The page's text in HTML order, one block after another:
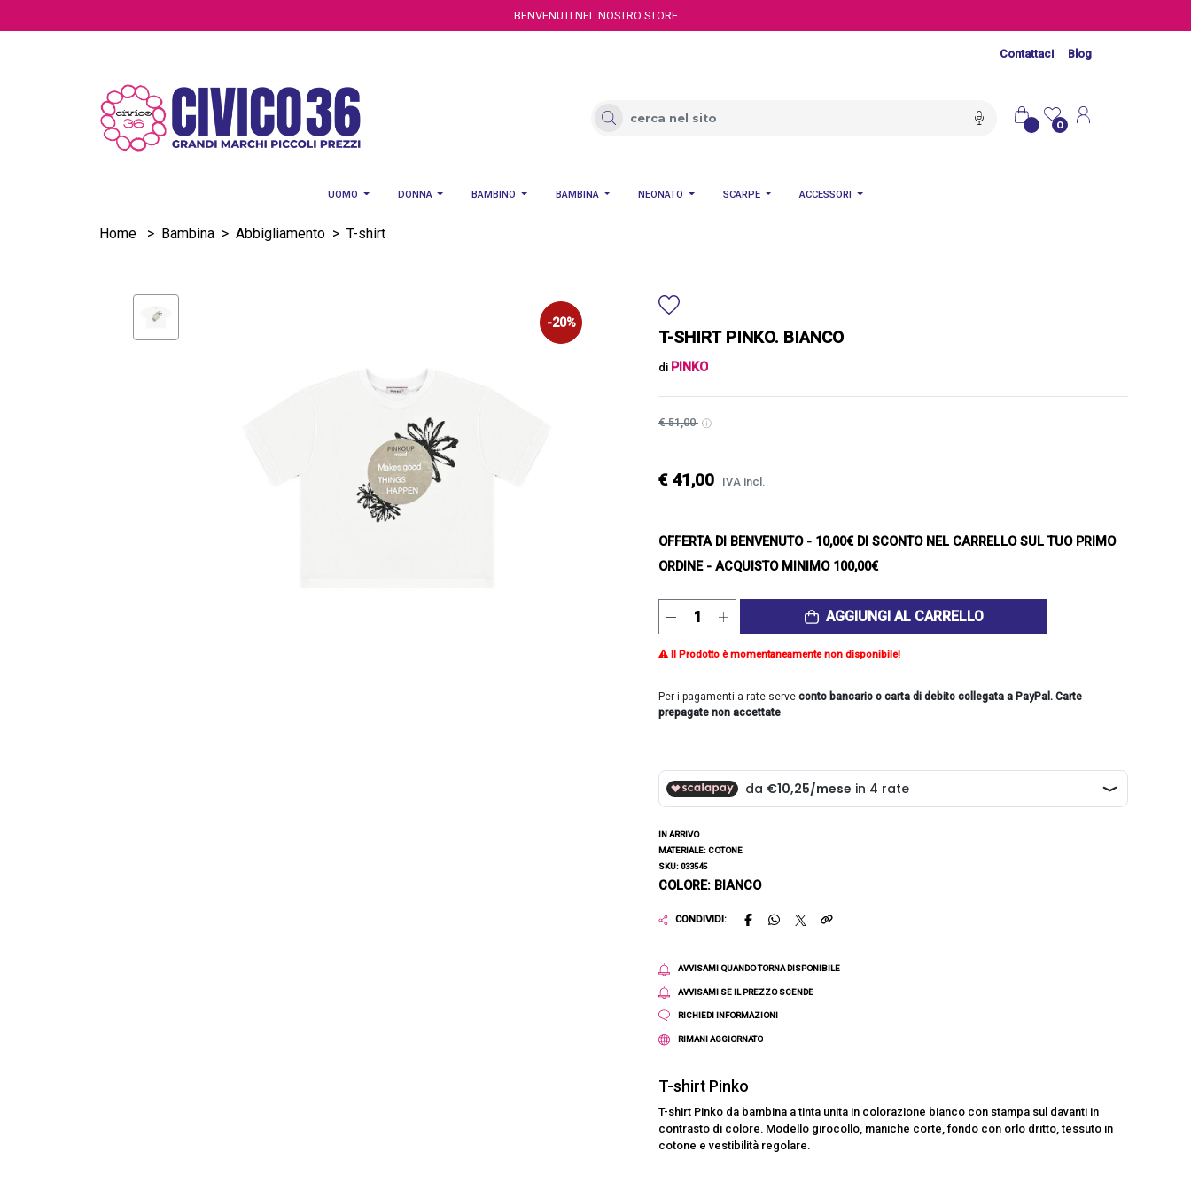
BENVENUTI NEL NOSTRO STORE
Contattaci Blog
0
UOMO DONNA BAMBINO BAMBINA NEONATO SCARPE ACCESSORI
Home > Bambina > Abbigliamento > T-shirt
-20%
T-SHIRT PINKO. BIANCO
di PINKO
€ 51,00
€ 41,00 IVA incl.
OFFERTA DI BENVENUTO- 10,00€ DI SCONTO NEL CARRELLO SUL TUO PRIMO
ORDINE - ACQUISTO MINIMO 100,00€
AGGIUNGI AL CARRELLO
Il Prodotto è momentaneamente non disponibile!
Per i pagamenti a rate serve conto bancario o carta di debito collegata a PayPal. Carte
prepagate non accettate.
IN ARRIVO
MATERIALE: COTONE
SKU: 033545
COLORE: BIANCO
CONDIVIDI:
AVVISAMI QUANDO TORNA DISPONIBILE
AVVISAMI SE IL PREZZO SCENDE
RICHIEDI INFORMAZIONI
RIMANI AGGIORNATO
T-shirt Pinko
T-shirt Pinko da bambina a tinta unita in colorazione bianco con stampa sul davanti in
contrasto di colore. Modello girocollo, maniche corte, fondo con orlo dritto, tessuto in
cotone e vestibilità regolare.